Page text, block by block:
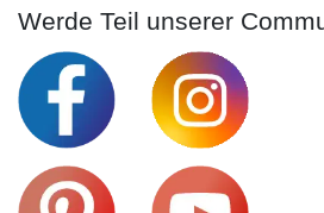
Werde Teil unserer